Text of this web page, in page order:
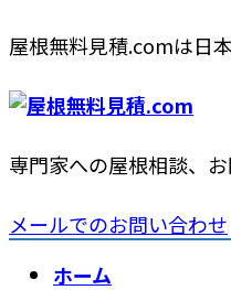
コ
ン
テ
ン
へ
キ
ナ
ビ
ゲ
ー
ョ
に
屋根無料見積.comは日
専門家への屋根相談、お
メールでのお問い合わせ
ホーム